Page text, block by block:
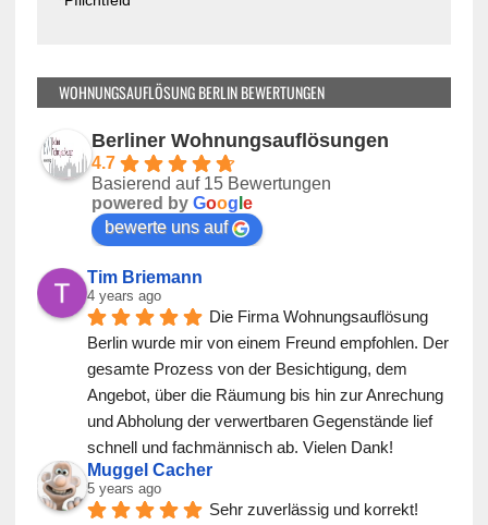
.
l
r
.
WOHNUNGSAUFLÖSUNG BERLIN BEWERTUNGEN
Berliner Wohnungsauflösungen
4.7
Basierend auf 15 Bewertungen
powered by Goog e
bewerte uns auf
Tim Briemann
4 years ago
Die Firma Wohnungsauflösung
Berlin wurde mir von einem Freund empfohlen. Der
gesamte Prozess von der Besichtigung, dem
Angebot, über die Räumung bis hin zur Anrechung
und Abholung der verwertbaren Gegenstände lief
schnell und fachmännisch ab. Vielen Dank!
Muggel Cacher
5 years ago
Sehr zuverlässig und korrekt!